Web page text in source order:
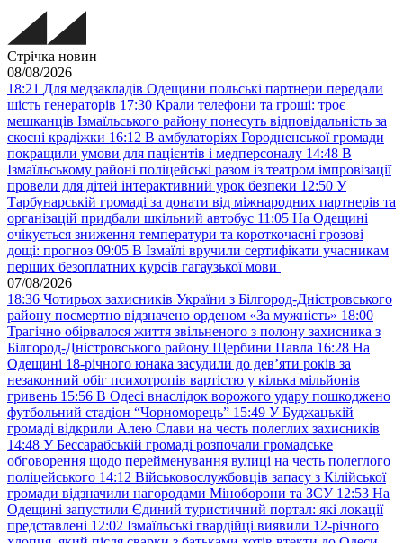
Стрічка новин
08/08/2026
18:21 Для медзакладів Одещини польські партнери передали
шість генераторів 17:30 Крали телефони та гроші: троє
мешканців Ізмаїльського району понесуть відповідальність за
скоєні крадіжки 16:12 В амбулаторіях Городненської громади
покращили умови для пацієнтів і медперсоналу 14:48 В
Ізмаїльському районі поліцейські разом із театром імпровізації
провели для дітей інтерактивний урок безпеки 12:50 У
Тарбунарській громаді за донати від міжнародних партнерів та
організацій придбали шкільний автобус 11:05 На Одещині
очікується зниження температури та короткочасні грозові
дощі: прогноз 09:05 В Ізмаїлі вручили сертифікати учасникам
перших безоплатних курсів гагаузької мови
07/08/2026
18:36 Чотирьох захисників України з Білгород-Дністровського
району посмертно відзначено орденом «За мужність» 18:00
Трагічно обірвалося життя звільненого з полону захисника з
Білгород-Дністровського району Щербини Павла 16:28 На
Одещині 18-річного юнака засудили до дев’яти років за
незаконний обіг психотропів вартістю у кілька мільйонів
гривень 15:56 В Одесі внаслідок ворожого удару пошкоджено
футбольний стадіон “Чорноморець” 15:49 У Буджацькій
громаді відкрили Алею Слави на честь полеглих захисників
14:48 У Бессарабській громаді розпочали громадське
обговорення щодо перейменування вулиці на честь полеглого
поліцейського 14:12 Військовослужбовців запасу з Кілійської
громади відзначили нагородами Міноборони та ЗСУ 12:53 На
Одещині запустили Єдиний туристичний портал: які локації
представлені 12:02 Ізмаїльські гвардійці виявили 12-річного